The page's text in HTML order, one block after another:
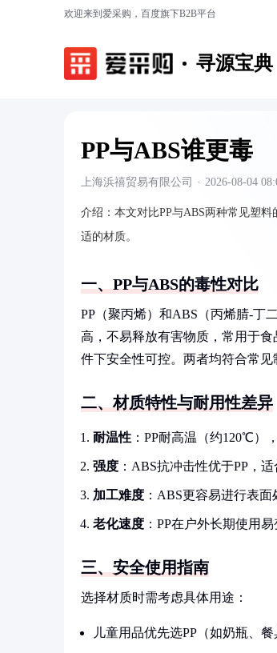
欢迎来到爱采购，百度旗下B2B平台
寻源宝典
PP与ABS谁更毒
上海浜禧贸易有限公司 · 2026-08-04
介绍： 本文对比PP与ABS两种常见塑
适的材质。
一、PP与ABS的毒性对比
PP（聚丙烯）和ABS（丙烯腈-丁
高，不易释放有害物质，常用于
件下安全性可控。两者均符合常见
二、材质特性与耐用性差异
耐温性 ：PP耐高温（约120℃）
强度 ：ABS抗冲击性优于PP，
加工难度 ：ABS更容易进行表
老化速度 ：PP在户外长期使用
三、安全使用指南
选择材质时需考虑具体用途：
儿童用品优先选PP（如奶瓶、餐